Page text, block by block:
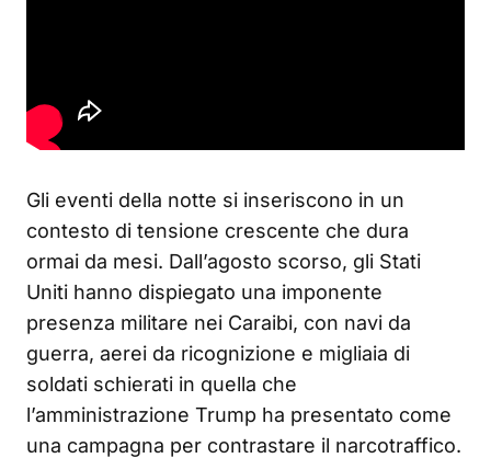
Gli eventi della notte si inseriscono in un
contesto di tensione crescente che dura
ormai da mesi. Dall’agosto scorso, gli Stati
Uniti hanno dispiegato una imponente
presenza militare nei Caraibi, con navi da
guerra, aerei da ricognizione e migliaia di
soldati schierati in quella che
l’amministrazione Trump ha presentato come
una campagna per contrastare il narcotraffico.